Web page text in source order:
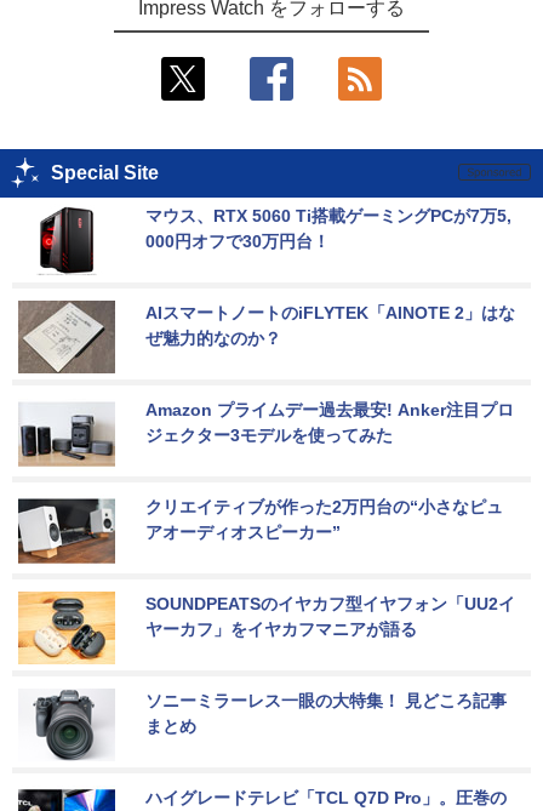
Impress Watch をフォローする
Special Site
マウス、RTX 5060 Ti搭載ゲーミングPCが7万5,
000円オフで30万円台！
AIスマートノートのiFLYTEK「AINOTE 2」はな
ぜ魅力的なのか？
Amazon プライムデー過去最安! Anker注目プロ
ジェクター3モデルを使ってみた
クリエイティブが作った2万円台の“小さなピュ
アオーディオスピーカー”
SOUNDPEATSのイヤカフ型イヤフォン「UU2イ
ヤーカフ」をイヤカフマニアが語る
ソニーミラーレス一眼の大特集！ 見どころ記事
まとめ
ハイグレードテレビ「TCL Q7D Pro」。圧巻の